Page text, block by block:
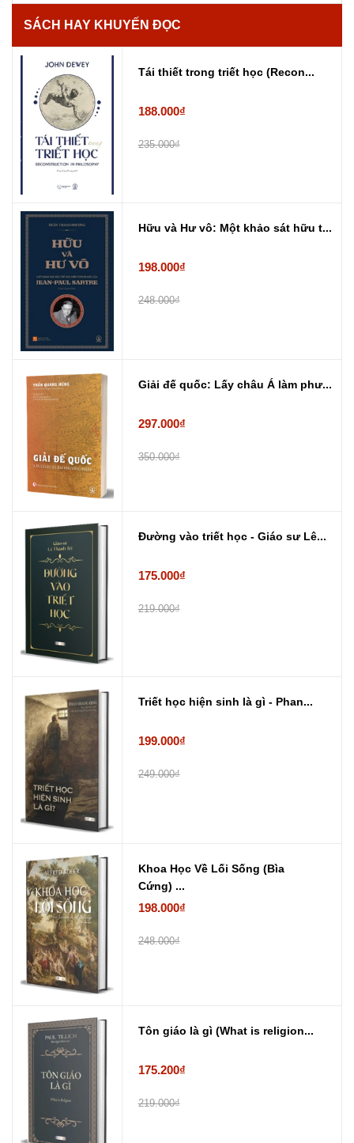
SÁCH HAY KHUYẾN ĐỌC
Tái thiết trong triết học (Recon...
188.000₫
235.000₫
Hữu và Hư vô: Một khảo sát hữu t...
198.000₫
248.000₫
Giải đế quốc: Lấy châu Á làm phư...
297.000₫
350.000₫
Đường vào triết học - Giáo sư Lê...
175.000₫
219.000₫
Triết học hiện sinh là gì - Phan...
199.000₫
249.000₫
Khoa Học Về Lối Sống (Bìa
Cứng) ...
198.000₫
248.000₫
Tôn giáo là gì (What is religion...
175.200₫
219.000₫